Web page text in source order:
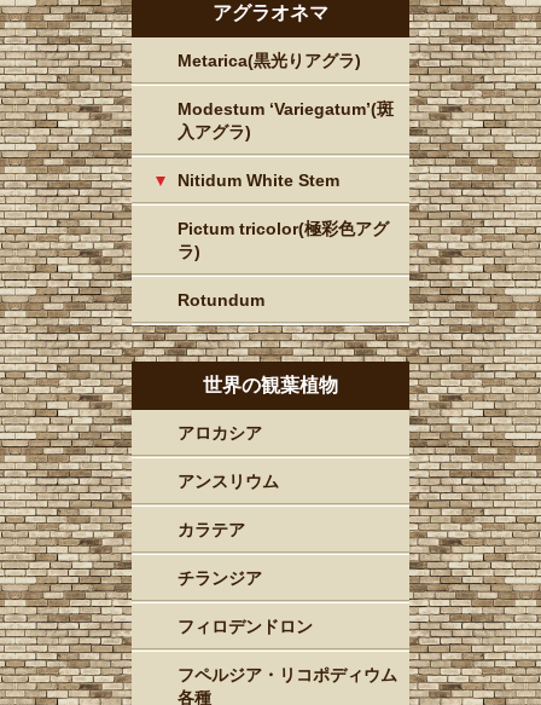
アグラオネマ
Metarica(黒光りアグラ)
Modestum ‘Variegatum’(斑
入アグラ)
Nitidum White Stem
Pictum tricolor(極彩色アグ
ラ)
Rotundum
世界の観葉植物
アロカシア
アンスリウム
カラテア
チランジア
フィロデンドロン
フペルジア・リコポディウム
各種